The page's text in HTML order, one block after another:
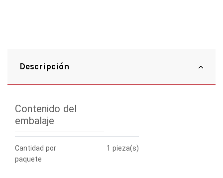
Descripción
Contenido del
embalaje
Cantidad por
paquete
1 pieza(s)